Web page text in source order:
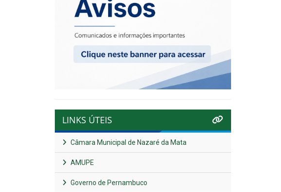
LINKS ÚTEIS
Câmara Municipal de Nazaré da Mata
AMUPE
Governo de Pernambuco